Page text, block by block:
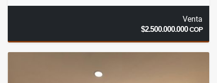
Venta
$2.500.000.000COP